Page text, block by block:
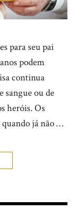
para seu pai
podem
continua
sangue ou de
heróis. Os
quando já não …